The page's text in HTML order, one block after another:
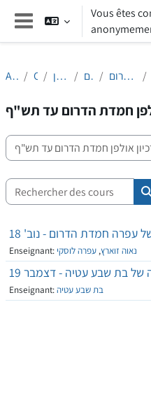
Passer au contenu principal
Panneau latéral
Vous êtes
Accueil Cours הנחלת הלשון מחוז דרום אתרי כיתות מחוז דרום
חמדת הדרום עד תש"ף
Catégories de cours
Rechercher des cours
עפרה חמדת הדרום - נוב' 18
Enseignant: נאוה זוארץ, עפרה לוסקי
של בת שבע עטיה - דצמבר 19
Enseignant:בת שבע עטיה